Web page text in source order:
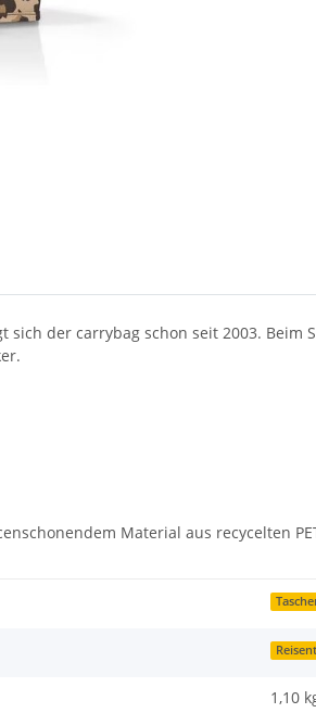
der carrybag schon seit 2003.
Material aus recycelten
1,10